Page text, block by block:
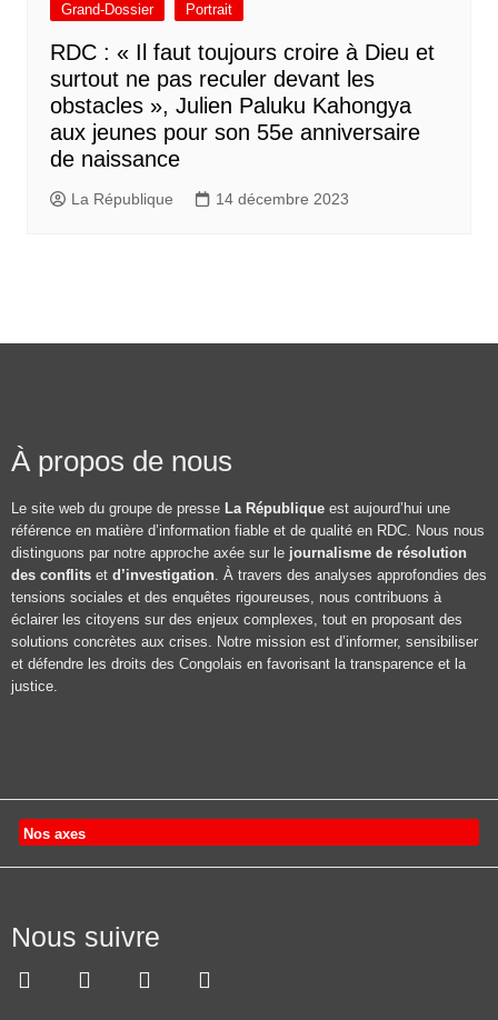
Grand-Dossier Portrait
RDC : « Il faut toujours croire à Dieu et
surtout ne pas reculer devant les
obstacles », Julien Paluku Kahongya
aux jeunes pour son 55e anniversaire
de naissance
La République 14 décembre 2023
À propos de nous
Le site web du groupe de presse La République est aujourd’hui une
référence en matière d’information fiable et de qualité en RDC. Nous nous
distinguons par notre approche axée sur le journalisme de résolution
des conflits et d’investigation. À travers des analyses approfondies des
tensions sociales et des enquêtes rigoureuses, nous contribuons à
éclairer les citoyens sur des enjeux complexes, tout en proposant des
solutions concrètes aux crises. Notre mission est d’informer, sensibiliser
et défendre les droits des Congolais en favorisant la transparence et la
justice.
Nos axes
Nous suivre